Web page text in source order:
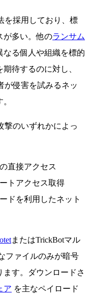
を採用しており、標
が多い。他のランサム
なる個人や組織を標的
待するのに対し、
が侵害を試みるネッ
撃のいずれかによっ
直接アクセス
トアクセス取得
ドを利用したネット
またはTrickBotマル
ファイルのみが暗号
す。ダウンロードさ
ア を主なペイロード